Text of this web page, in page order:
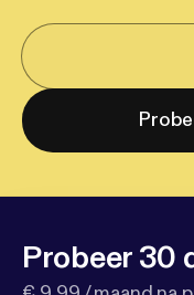
Probeer 30